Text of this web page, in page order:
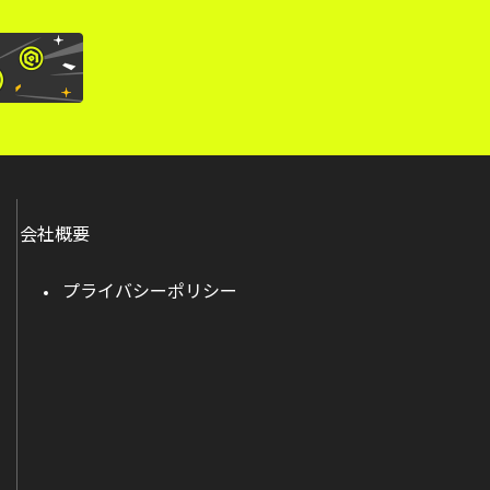
会社概要
プライバシーポリシー